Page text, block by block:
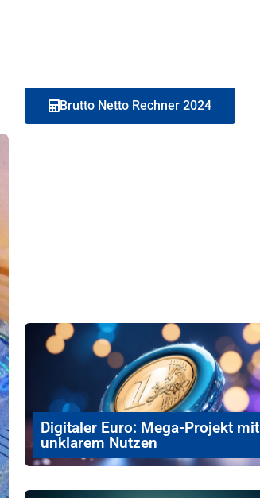
Brutto Netto Rechner 2024
Digitaler Euro: Mega-Projekt mit
unklarem Nutzen